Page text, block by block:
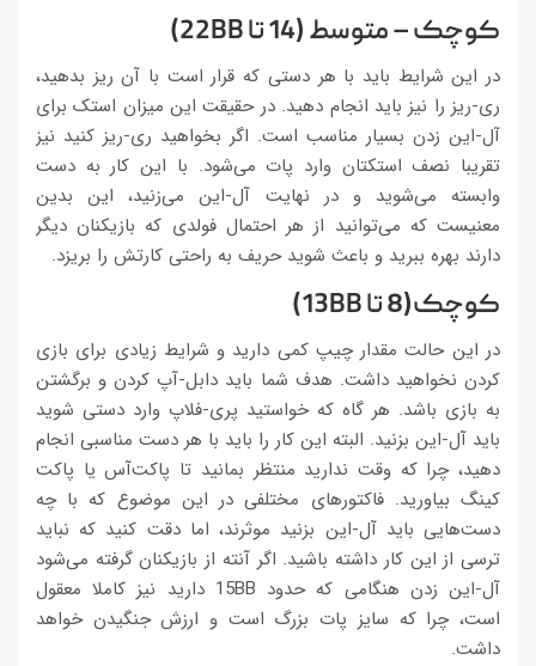
کوچک – متوسط (14 تا 22BB)
در این شرایط باید با هر دستی که قرار است با آن ریز بدهید،
ری-ریز را نیز باید انجام دهید. در حقیقت این میزان استک برای
آل-این زدن بسیار مناسب است. اگر بخواهید ری-ریز کنید نیز
تقریبا نصف استکتان وارد پات می‌شود. با این کار به دست
وابسته می‌شوید و در نهایت آل-این می‌زنید، این بدین
معنیست که می‌توانید از هر احتمال فولدی که بازیکنان دیگر
دارند بهره ببرید و باعث شوید حریف به راحتی کارتش را بریزد.
کوچک(8 تا 13BB)
در این حالت مقدار چیپ کمی دارید و شرایط زیادی برای بازی
کردن نخواهید داشت. هدف شما باید دابل-آپ کردن و برگشتن
به بازی باشد. هر گاه که خواستید پری-فلاپ وارد دستی شوید
باید آل-این بزنید. البته این کار را باید با هر دست مناسبی انجام
دهید، چرا که وقت ندارید منتظر بمانید تا پاکت‌آس یا پاکت
کینگ بیاورید. فاکتورهای مختلفی در این موضوع که با چه
دست‌هایی باید آل-این بزنید موثرند، اما دقت کنید که نباید
ترسی از این کار داشته باشید. اگر آنته از بازیکنان گرفته می‌شود
آل-این زدن هنگامی که حدود 15BB دارید نیز کاملا معقول
است، چرا که سایز پات بزرگ است و ارزش جنگیدن خواهد
داشت.